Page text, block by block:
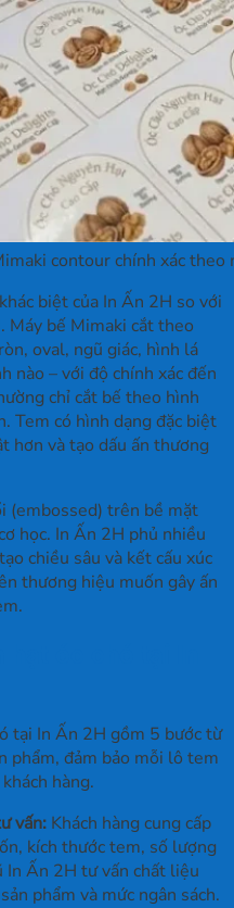
contour chính xác
biệt của In Ấn 2H so với
Máy bế Mimaki cắt theo
oval, ngũ giác, hình lá
nào – với độ chính xác đến
chỉ cắt bế theo hình
Tem có hình dạng đặc biệt
hơn và tạo dấu ấn thương
(embossed) trên bề mặt
học. In Ấn 2H phủ nhiều
chiều sâu và kết cấu xúc
thương hiệu muốn gây ấn
tại In Ấn 2H gồm 5 bước từ
phẩm, đảm bảo mỗi lô tem
hàng.
vấn: Khách hàng cung cấp
kích thước tem, số lượng
Ấn 2H tư vấn chất liệu
phẩm và mức ngân sách.